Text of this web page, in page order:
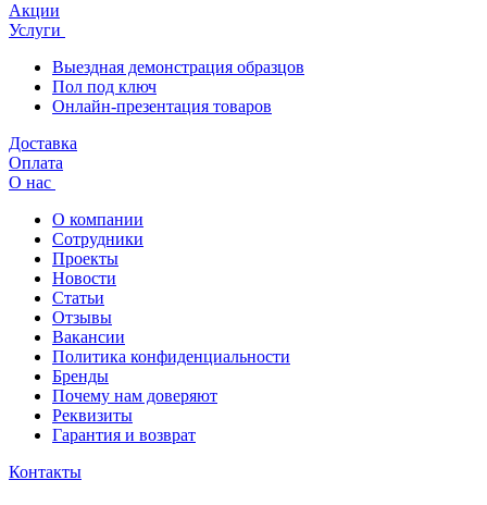
Акции
Услуги
Выездная демонстрация образцов
Пол под ключ
Онлайн-презентация товаров
Доставка
Оплата
О нас
О компании
Сотрудники
Проекты
Новости
Статьи
Отзывы
Вакансии
Политика конфиденциальности
Бренды
Почему нам доверяют
Реквизиты
Гарантия и возврат
Контакты